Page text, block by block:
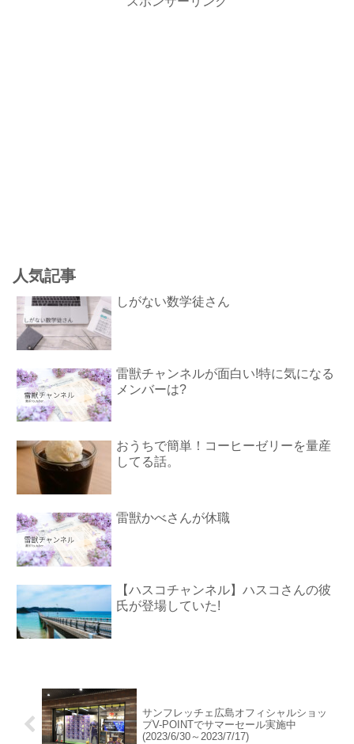
人気記事
しがない数学徒さん
雷獣チャンネルが面白い!特に気になる
メンバーは?
おうちで簡単！コーヒーゼリーを量産
してる話。
雷獣かべさんが休職
【ハスコチャンネル】ハスコさんの彼
氏が登場していた!
サンフレッチェ広島オフィシャルショッ
プV-POINTでサマーセール実施中
(2023/6/30～2023/7/17)